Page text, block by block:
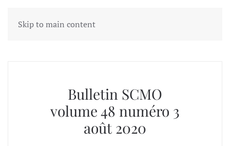
Skip to main content
Tag:Bryan Smith
Bulletin SCMO
volume 48 numéro 3
août 2020